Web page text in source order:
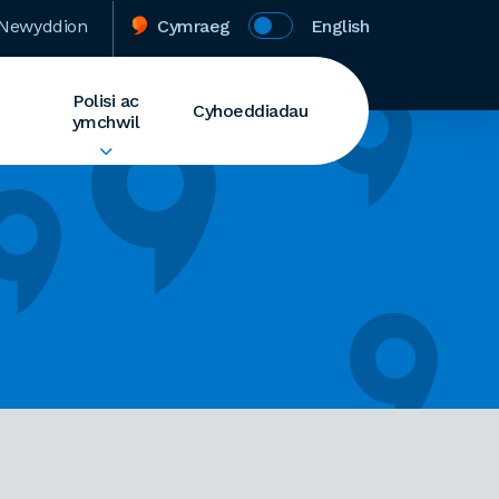
Cymraeg English
Polisi ac
ymchwil
Cyhoeddiadau